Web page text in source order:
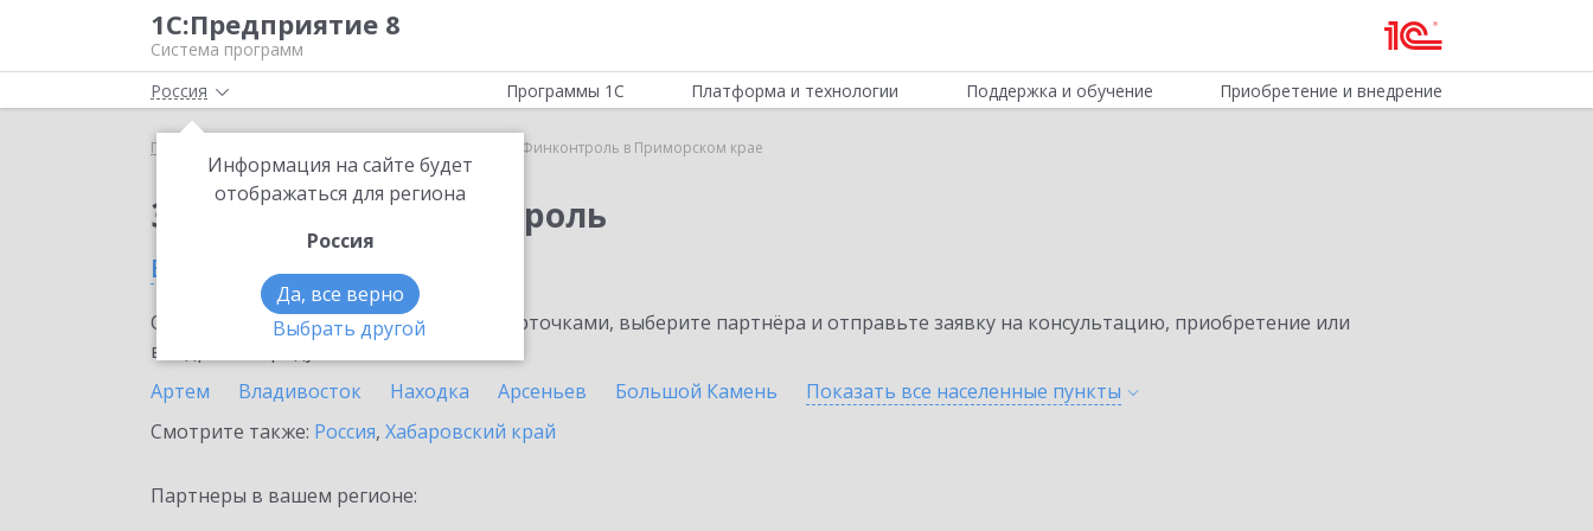
1С:Предприятие 8
Система программ
Россия
Информация на сайте будет
отображаться для региона
Россия
Да, все верно
Выбрать другой
Программы 1С Платформа и технологии Поддержка и обучение Приобретение и внедрение
Главная 1С-Финконтроль в Приморском крае
Заказать 1С-Финконтроль
в Приморском крае
Ознакомьтесь с информационными карточками, выберите партнёра и отправьте заявку на консультацию, приобретение или
внедрение продукта.
Артем
Владивосток Находка Арсеньев Большой Камень Показать все населенные пункты
Смотрите также: Россия, Хабаровский край
Партнеры в вашем регионе: